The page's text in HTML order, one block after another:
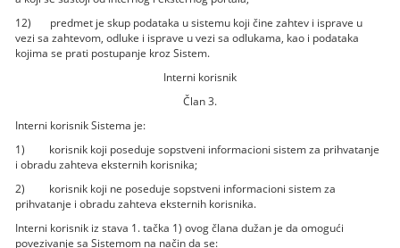
12) predmet je skup podataka u sistemu koji čine zahtev i isprave u
vezi sa zahtevom, odluke i isprave u vezi sa odlukama, kao i podataka
kojima se prati postupanje kroz Sistem.
Interni korisnik
Član 3.
Interni korisnik Sistema je:
1) korisnik koji poseduje sopstveni informacioni sistem za prihvatanje
i obradu zahteva eksternih korisnika;
2) korisnik koji ne poseduje sopstveni informacioni sistem za
prihvatanje i obradu zahteva eksternih korisnika.
Interni korisnik iz stava 1. tačka 1) ovog člana dužan je da omogući
povezivanje sa Sistemom na način da se: